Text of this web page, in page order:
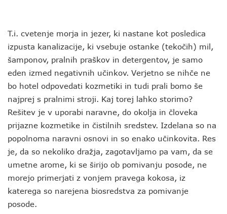
T.i. cvetenje morja in jezer, ki nastane kot posledica
izpusta kanalizacije, ki vsebuje ostanke (tekočih) mil,
šamponov, pralnih praškov in detergentov, je samo
eden izmed negativnih učinkov. Verjetno se nihče ne
bo hotel odpovedati kozmetiki in tudi prali bomo še
najprej s pralnimi stroji. Kaj torej lahko storimo?
Rešitev je v uporabi naravne, do okolja in človeka
prijazne kozmetike in čistilnih sredstev. Izdelana so na
popolnoma naravni osnovi in so enako učinkovita. Res
je, da so nekoliko dražja, zagotavljamo pa vam, da se
umetne arome, ki se širijo ob pomivanju posode, ne
morejo primerjati z vonjem pravega kokosa, iz
katerega so narejena biosredstva za pomivanje
posode.